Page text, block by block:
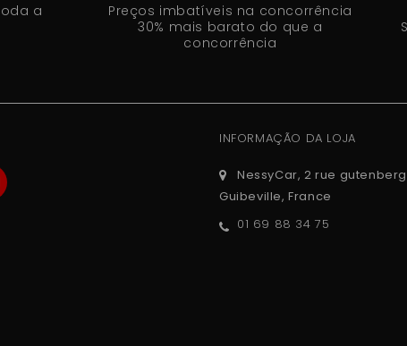
a
Preços imbatíveis na concorrência
30% mais barato do que a
concorrência
INFORMAÇÃO DA LOJA
NessyCar, 2 rue
Guibeville, France
01 69 88 34 75